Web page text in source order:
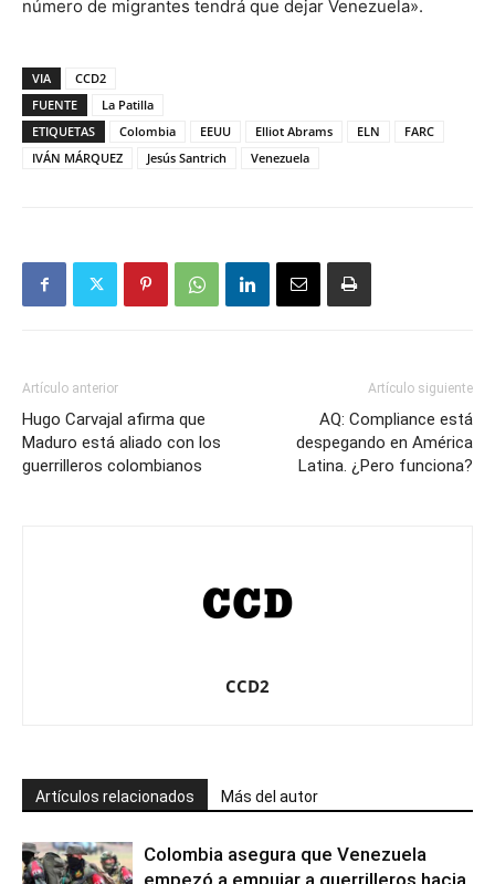
número de migrantes tendrá que dejar Venezuela».
VIA
CCD2
FUENTE
La Patilla
ETIQUETAS
Colombia EEUU Elliot Abrams ELN
FARC
IVÁN MÁRQUEZ
Jesús Santrich Venezuela
Artículo anterior
Hugo Carvajal afirma que
Maduro está aliado con los
guerrilleros colombianos
Artículo siguiente
AQ: Compliance está
despegando en América
Latina. ¿Pero funciona?
CCD2
Artículos relacionados Más del autor
Colombia asegura que Venezuela